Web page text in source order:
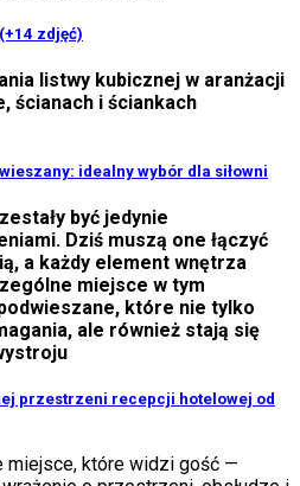
zdjęć)
listwy kubicznej w aranżacji
ścianach i ściankach
idealny wybór dla siłowni
być jedynie
Dziś muszą one łączyć
a każdy element wnętrza
miejsce w tym
które nie tylko
ale również stają się
przestrzeni recepcji hotelowej od
które widzi gość —